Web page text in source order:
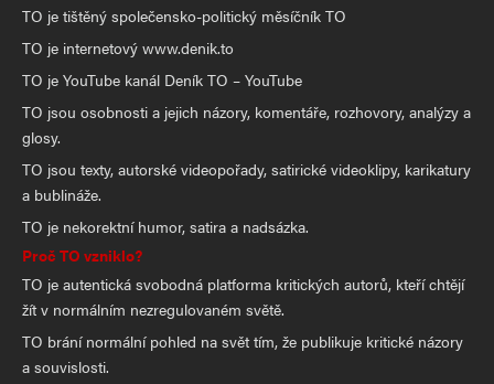
TO je tištěný společensko-politický měsíčník TO
TO je internetový www.denik.to
TO je YouTube kanál Deník TO – YouTube
TO jsou osobnosti a jejich názory, komentáře, rozhovory, analýzy a
glosy.
TO jsou texty, autorské videopořady, satirické videoklipy, karikatury
a bublináže.
TO je nekorektní humor, satira a nadsázka.
Proč TO vzniklo?
TO je autentická svobodná platforma kritických autorů, kteří chtějí
žít v normálním nezregulovaném světě.
TO brání normální pohled na svět tím, že publikuje kritické názory
a souvislosti.